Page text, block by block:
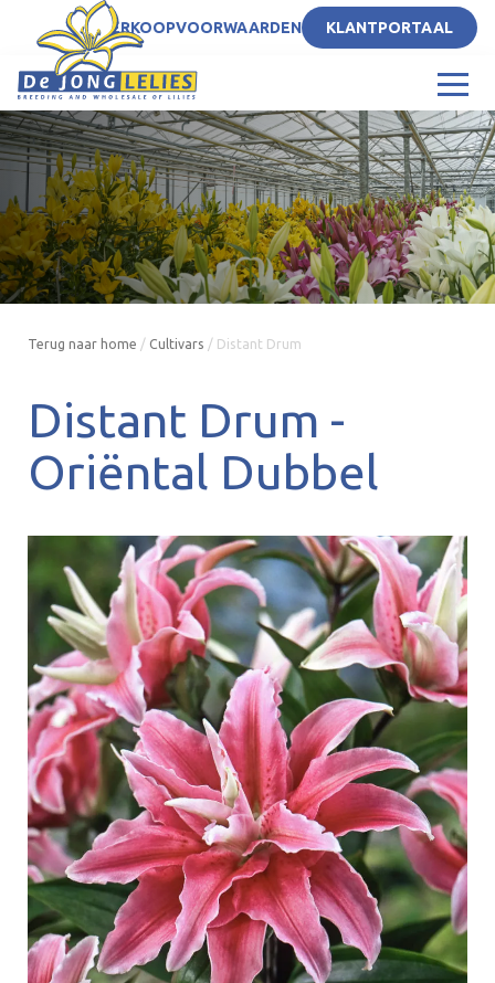
NLVERKOOPVOORWAARDEN KLANTPORTAAL
Terug naar home / Cultivars / Distant Drum
Distant Drum -
Oriëntal Dubbel